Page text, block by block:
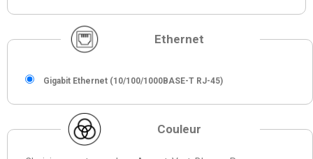
Ethernet
Gigabit Ethernet (10/100/1000BASE-T RJ-45)
Couleur